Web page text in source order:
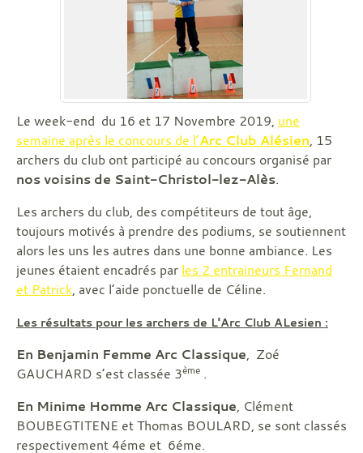
Le week-end du 16 et 17 Novembre 2019, une
semaine après le concours de l’Arc Club Alésien, 15
archers du club ont participé au concours organisé par
nos voisins de Saint-Christol-lez-Alès.
Les archers du club, des compétiteurs de tout âge,
toujours motivés à prendre des podiums, se soutiennent
alors les uns les autres dans une bonne ambiance. Les
jeunes étaient encadrés par les 2 entraineurs Fernand
et Patrick, avec l’aide ponctuelle de Céline.
Les résultats pour les archers de L'Arc Club ALesien :
En Benjamin Femme Arc Classique, Zoé
GAUCHARD s’est classée 3ème .
En Minime Homme Arc Classique, Clément
BOUBEGTITENE et Thomas BOULARD, se sont classés
respectivement 4éme et 6éme.